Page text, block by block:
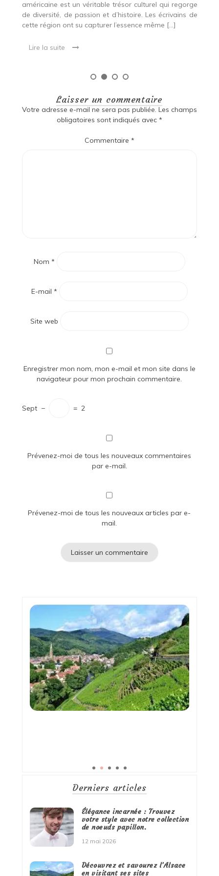
Laisser un commentaire
Votre adresse e-mail ne sera pas publiée. Les champs
obligatoires sont indiqués avec *
Commentaire *
Nom *
E-mail *
Site web
Enregistrer mon nom, mon e-mail et mon site dans le
navigateur pour mon prochain commentaire.
Sept − = 2
Prévenez-moi de tous les nouveaux commentaires
par e-mail.
Prévenez-moi de tous les nouveaux articles par e-
mail.
Derniers articles
Élégance incarnée : Trouvez
votre style avec notre collection
de noeuds papillon.
12 mai 2026
Découvrez et savourez l’Alsace
en visitant ses sites